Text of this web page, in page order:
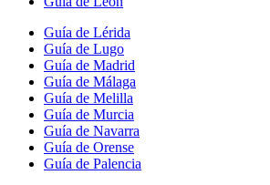
Guía de Lérida
Guía de Lugo
Guía de Madrid
Guía de Málaga
Guía de Melilla
Guía de Murcia
Guía de Navarra
Guía de Orense
Guía de Palencia